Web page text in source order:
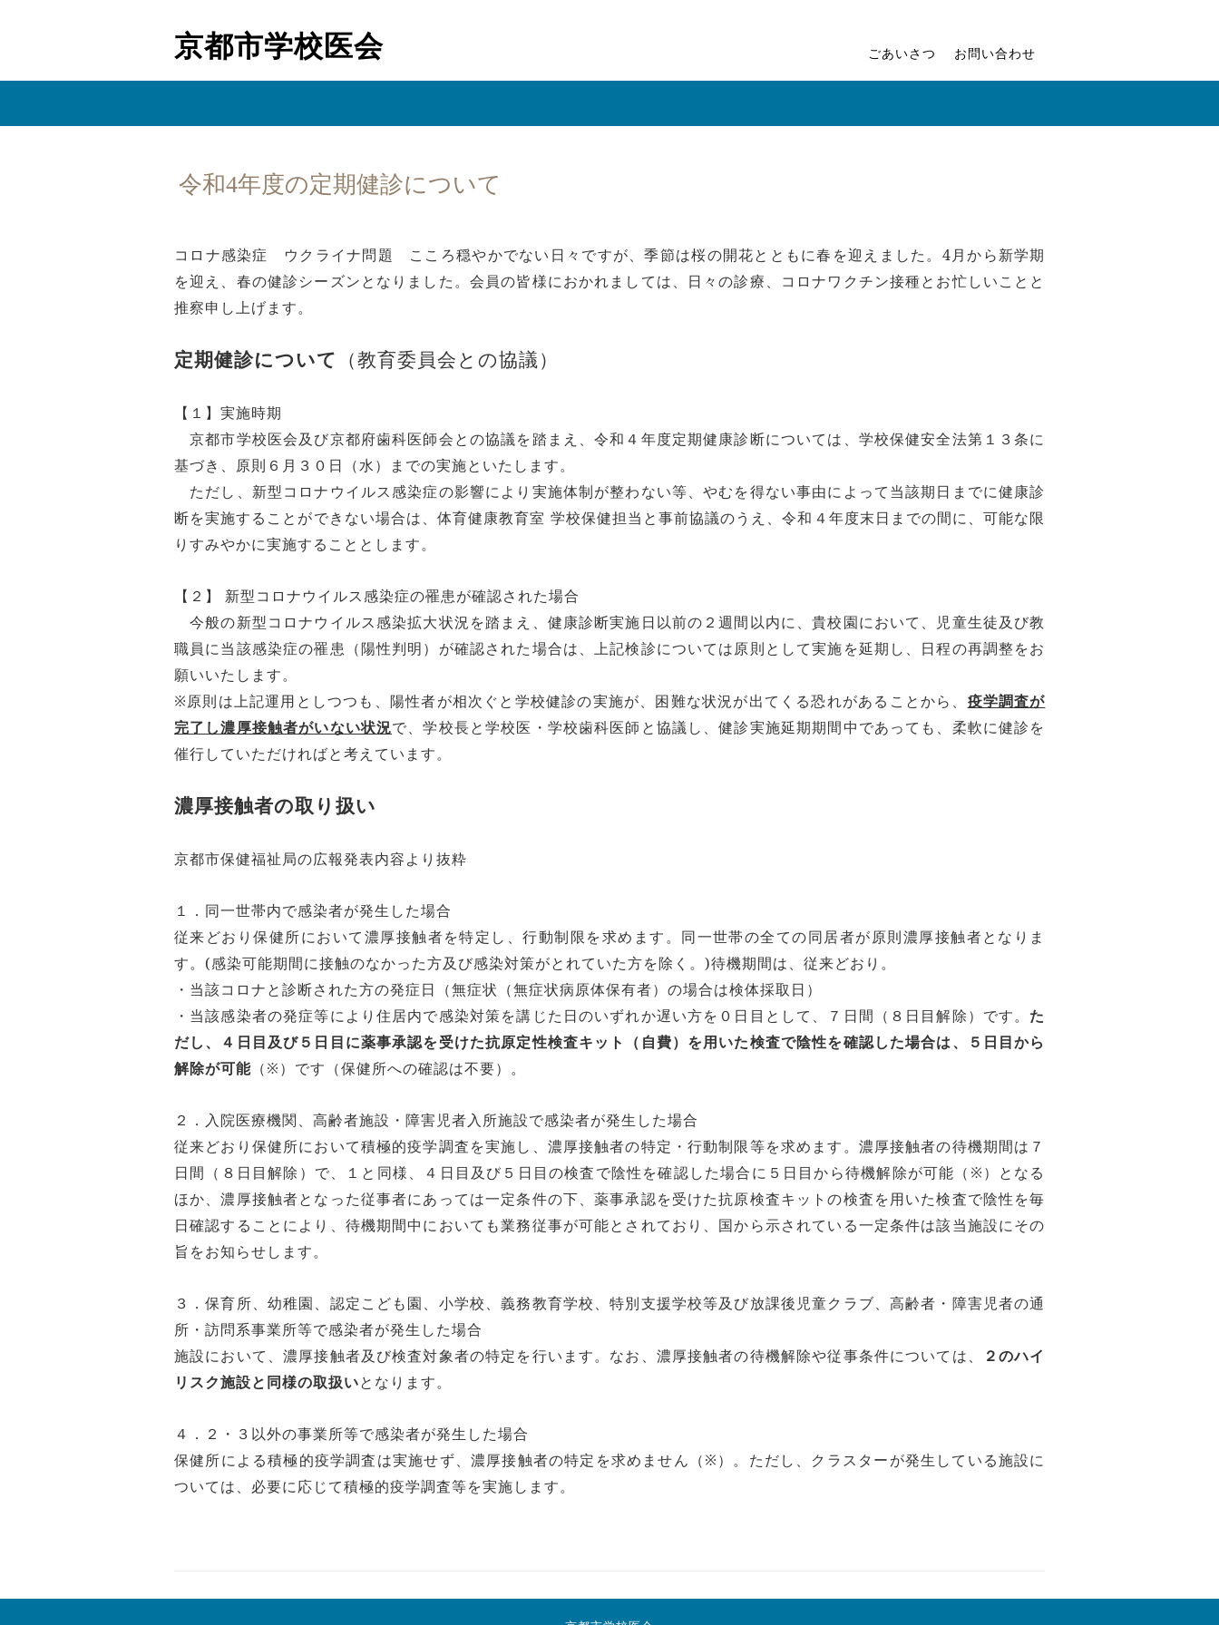
京都市学校医会 ごあいさつ お問い合わせ
令和4年度の定期健診について
コロナ感染症 ウクライナ問題 こころ穏やかでない日々ですが、季節は桜の開花とともに春を迎えました。4月から新学期
を迎え、春の健診シーズンとなりました。会員の皆様におかれましては、日々の診療、コロナワクチン接種とお忙しいことと
推察申し上げます。
定期健診について （教育委員会との協議）
【１】実施時期
京都市学校医会及び京都府歯科医師会との協議を踏まえ、令和４年度定期健康診断については、学校保健安全法第１３条に
基づき、原則６月３０日（水）までの実施といたします。
ただし、新型コロナウイルス感染症の影響により実施体制が整わない等、やむを得ない事由によって当該期日までに健康診
断を実施することができない場合は、体育健康教育室 学校保健担当と事前協議のうえ、令和４年度末日までの間に、可能な限
りすみやかに実施することとします。
【２】 新型コロナウイルス感染症の罹患が確認された場合
今般の新型コロナウイルス感染拡大状況を踏まえ、健康診断実施日以前の２週間以内に、貴校園において、児童生徒及び教
職員に当該感染症の罹患（陽性判明）が確認された場合は、上記検診については原則として実施を延期し、日程の再調整をお
願いいたします。
※原則は上記運用としつつも、陽性者が相次ぐと学校健診の実施が、困難な状況が出てくる恐れがあることから、 疫学調査が
完了し濃厚接触者がいない状況で、学校長と学校医・学校歯科医師と協議し、健診実施延期期間中であっても、柔軟に健診を
催行していただければと考えています。
濃厚接触者の取り扱い
京都市保健福祉局の広報発表内容より抜粋
１．同一世帯内で感染者が発生した場合
従来どおり保健所において濃厚接触者を特定し、行動制限を求めます。同一世帯の全ての同居者が原則濃厚接触者となりま
す。(感染可能期間に接触のなかった方及び感染対策がとれていた方を除く。)待機期間は、従来どおり。
・当該コロナと診断された方の発症日（無症状（無症状病原体保有者）の場合は検体採取日）
・当該感染者の発症等により住居内で感染対策を講じた日のいずれか遅い方を０日目として、７日間（８日目解除）です。 た
だし、４日目及び５日目に薬事承認を受けた抗原定性検査キット（自費）を用いた検査で陰性を確認した場合は、５日目から
解除が可能 （※）です（保健所への確認は不要）。
２．入院医療機関、高齢者施設・障害児者入所施設で感染者が発生した場合
従来どおり保健所において積極的疫学調査を実施し、濃厚接触者の特定・行動制限等を求めます。濃厚接触者の待機期間は７
日間（８日目解除）で、１と同様、４日目及び５日目の検査で陰性を確認した場合に５日目から待機解除が可能（※）となる
ほか、濃厚接触者となった従事者にあっては一定条件の下、薬事承認を受けた抗原検査キットの検査を用いた検査で陰性を毎
日確認することにより、待機期間中においても業務従事が可能とされており、国から示されている一定条件は該当施設にその
旨をお知らせします。
３．保育所、幼稚園、認定こども園、小学校、義務教育学校、特別支援学校等及び放課後児童クラブ、高齢者・障害児者の通
所・訪問系事業所等で感染者が発生した場合
施設において、濃厚接触者及び検査対象者の特定を行います。なお、濃厚接触者の待機解除や従事条件については、
２のハイ
リスク施設と同様の取扱いとなります。
４．２・３以外の事業所等で感染者が発生した場合
保健所による積極的疫学調査は実施せず、濃厚接触者の特定を求めません（※）。ただし、クラスターが発生している施設に
ついては、必要に応じて積極的疫学調査等を実施します。